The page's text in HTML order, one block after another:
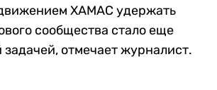
ХАМАС удержать
сообщества стало еще
отмечает журналист.